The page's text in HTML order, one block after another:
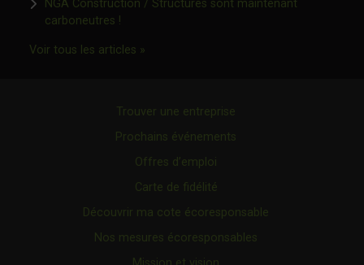
NGA Construction / Structures sont maintenant
carboneutres !Ce lien s'ouvrira dans une nouvelle fenêtre"
Voir tous les articles »Ce lien s'ouvrira dans une nouvelle
Trouver une entreprise
Prochains événements
Offres d’emploi
Carte de fidélité
Découvrir ma cote écoresponsable
Nos mesures écoresponsables